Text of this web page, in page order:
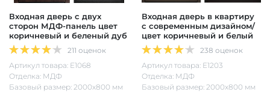
Входная дверь с двух
сторон МДФ-панель цвет
коричневый и беленый дуб
211 оценок
Артикул товара: Е1068
Отделка: МДФ
Базовый размер: 2000х800 мм
Входная дверь в квартиру
с современным дизайном/
цвет коричневый и белый
238 оценок
Артикул товара: Е1203
Отделка: МДФ
Базовый размер: 2000х800 мм